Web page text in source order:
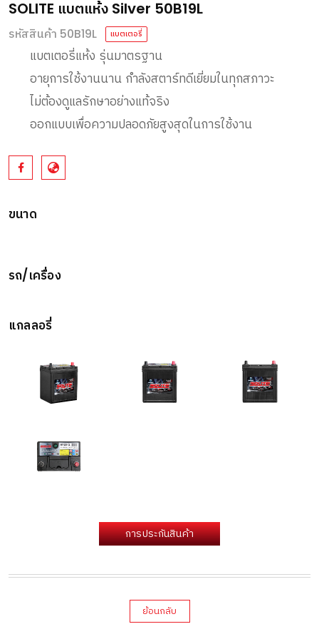
SOLITE แบตแห้ง Silver 50B19L
รหัสสินค้า 50B19L แบตเตอรี่
แบตเตอรี่แห้ง รุ่นมาตรฐาน
อายุการใช้งานนาน กำลังสตาร์ทดีเยี่ยมในทุกสภาวะ
ไม่ต้องดูแลรักษาอย่างแท้จริง
ออกแบบเพื่อความปลอดภัยสูงสุดในการใช้งาน
ขนาด
รถ/เครื่อง
แกลลอรี่
การประกันสินค้า
ย้อนกลับ